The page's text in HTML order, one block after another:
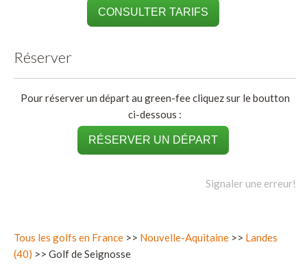
CONSULTER TARIFS
Réserver
Pour réserver un départ au green-fee cliquez sur le boutton
ci-dessous :
RÉSERVER UN DÉPART
Signaler une erreur!
Tous les golfs en France >> Nouvelle-Aquitaine >> Landes
(40) >> Golf de Seignosse